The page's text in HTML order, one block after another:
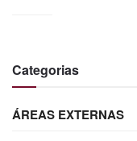
Categorias
ÁREAS EXTERNAS